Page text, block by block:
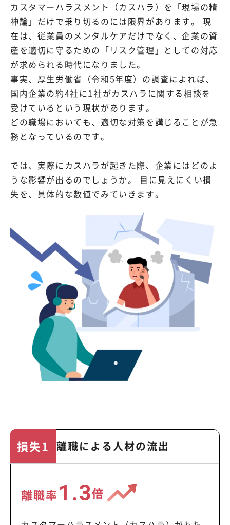
カスタマーハラスメント（カスハラ）を「現場の精
神論」だけで乗り切るのには限界があります。 現
在は、従業員のメンタルケアだけでなく、企業の資
産を適切に守るための「リスク管理」としての対応
が求められる時代になりました。
事実、厚生労働省（令和5年度）の調査によれば、
国内企業の約4社に1社がカスハラに関する相談を
受けているという現状があります。
どの職場においても、適切な対策を講じることが急
務となっているのです。
では、実際にカスハラが起きた際、企業にはどのよ
うな影響が出るのでしょうか。 目に見えにくい損
失を、具体的な数値でみていきます。
損失1 離職による人材の流出
離職率 1.3倍